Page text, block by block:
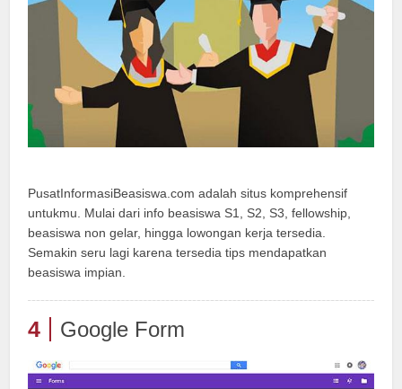
PusatInformasiBeasiswa.com adalah situs komprehensif
untukmu. Mulai dari info beasiswa S1, S2, S3, fellowship,
beasiswa non gelar, hingga lowongan kerja tersedia.
Semakin seru lagi karena tersedia tips mendapatkan
beasiswa impian.
4 Google Form